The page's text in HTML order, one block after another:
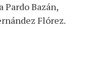
Pardo Bazán,
Flórez.